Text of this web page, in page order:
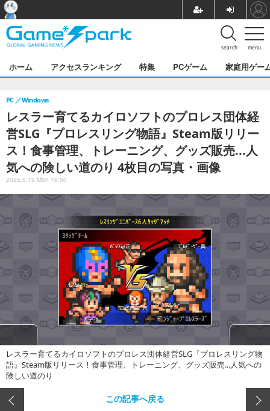
menu
search
ホーム アクセスランキング 特集 PCゲーム 家庭用ゲー
レスラー育てるカイロソフトのプロレス団体経
営SLG『プロレスリング物語』Steam版リリー
ス！食事管理、トレーニング、グッズ販売...人
気への険しい道のり 4枚目の写真・画像
PC Windows
2025.5.19 Mon 16:50
レスラー育てるカイロソフトのプロレス団体経営SLG『プロレスリング物
語』Steam版リリース！食事管理、トレーニング、グッズ販売...人気への
険しい道のり
この記事へ戻る